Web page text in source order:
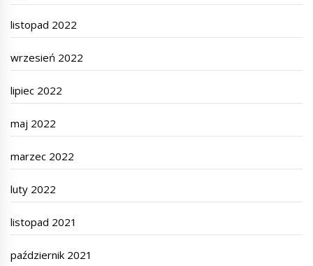
listopad 2022
wrzesień 2022
lipiec 2022
maj 2022
marzec 2022
luty 2022
listopad 2021
październik 2021